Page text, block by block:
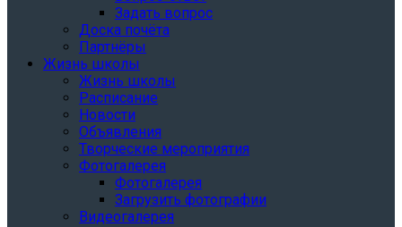
Задать вопрос
Доска почёта
Партнёры
Жизнь школы
Жизнь школы
Расписание
Новости
Объявления
Творческие мероприятия
Фотогалерея
Фотогалерея
Загрузить фотографии
Видеогалерея